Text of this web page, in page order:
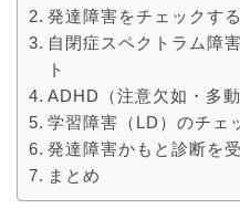
発達障害をチェックす
自閉症スペクトラム障
ト
ADHD（注意欠如・多
学習障害（LD）のチェ
発達障害かもと診断を
まとめ